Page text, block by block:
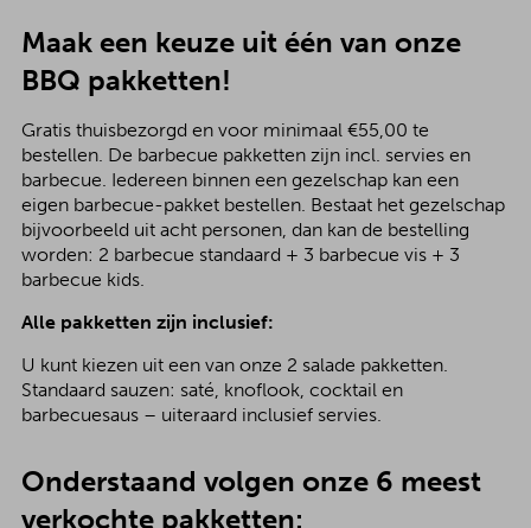
Maak een keuze uit één van onze
BBQ pakketten!
Gratis thuisbezorgd en voor minimaal €55,00 te
bestellen. De barbecue pakketten zijn incl. servies en
barbecue. Iedereen binnen een gezelschap kan een
eigen barbecue-pakket bestellen. Bestaat het gezelschap
bijvoorbeeld uit acht personen, dan kan de bestelling
worden: 2 barbecue standaard + 3 barbecue vis + 3
barbecue kids.
Alle pakketten zijn inclusief:
U kunt kiezen uit een van onze 2 salade pakketten.
Standaard sauzen: saté, knoflook, cocktail en
barbecuesaus – uiteraard inclusief servies.
Onderstaand volgen onze 6 meest
verkochte pakketten: